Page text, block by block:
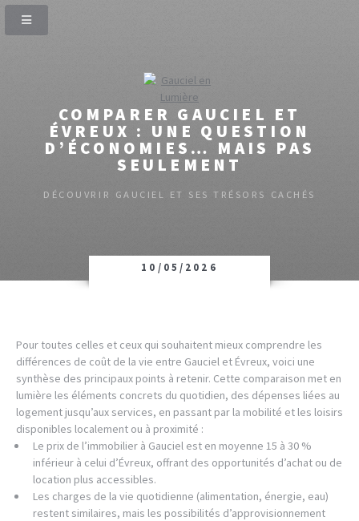
COMPARER GAUCIEL ET
ÉVREUX : UNE QUESTION
D’ÉCONOMIES… MAIS PAS
SEULEMENT
DÉCOUVRIR GAUCIEL ET SES TRÉSORS CACHÉS
10/05/2026
Pour toutes celles et ceux qui souhaitent mieux comprendre les
différences de coût de la vie entre Gauciel et Évreux, voici une
synthèse des principaux points à retenir. Cette comparaison met en
lumière les éléments concrets du quotidien, des dépenses liées au
logement jusqu’aux services, en passant par la mobilité et les loisirs
disponibles localement ou à proximité :
Le prix de l’immobilier à Gauciel est en moyenne 15 à 30 %
inférieur à celui d’Évreux, offrant des opportunités d’achat ou de
location plus accessibles.
Les charges de la vie quotidienne (alimentation, énergie, eau)
restent similaires, mais les possibilités d’approvisionnement